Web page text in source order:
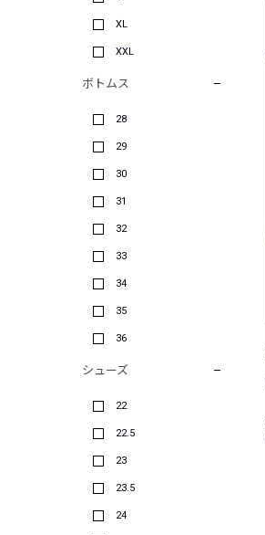
XL
XXL
ボトムス
28
29
30
31
32
33
34
35
36
シューズ
22
22.5
23
23.5
24